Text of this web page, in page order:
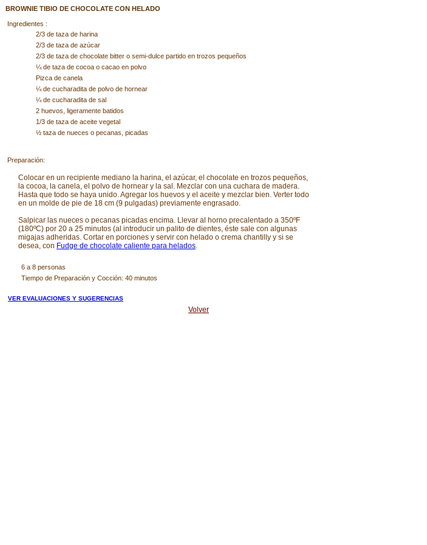
BROWNIE TIBIO DE CHOCOLATE CON HELADO
Ingredientes :
2/3 de taza de harina
2/3 de taza de azúcar
2/3 de taza de chocolate bitter o semi-dulce partido en trozos pequeños
¼ de taza de cocoa o cacao en polvo
Pizca de canela
¼ de cucharadita de polvo de hornear
¼ de cucharadita de sal
2 huevos, ligeramente batidos
1/3 de taza de aceite vegetal
½ taza de nueces o pecanas, picadas
Preparación:
Colocar en un recipiente mediano la harina, el azúcar, el chocolate en trozos pequeños,
la cocoa, la canela, el polvo de hornear y la sal. Mezclar con una cuchara de madera.
Hasta que todo se haya unido. Agregar los huevos y el aceite y mezclar bien. Verter todo
en un molde de pie de 18 cm (9 pulgadas) previamente engrasado.
Salpicar las nueces o pecanas picadas encima. Llevar al horno precalentado a 350ºF
(180ºC) por 20 a 25 minutos (al introducir un palito de dientes, éste sale con algunas
migajas adheridas. Cortar en porciones y servir con helado o crema chantilly y si se
desea, con Fudge de chocolate caliente para helados.
6 a 8 personas
Tiempo de Preparación y Cocción: 40 minutos
VER EVALUACIONES Y SUGERENCIAS
Volver